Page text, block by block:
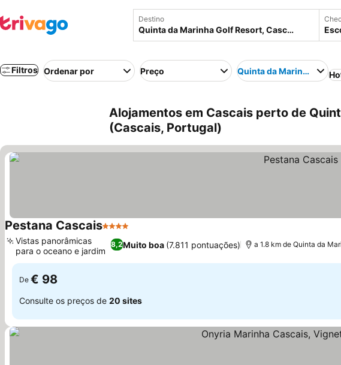
Destino
Filtros Ordenar por Preço Quinta da Marinha Golf
Alojamentos em Cascais perto de
(Cascais, Portugal)
Pestana Cascais4 Estrelas
8,2Muito boa (7.811 pontuações)
Vistas panorâmicas
para o oceano e jardim
a 1.8 km de Quinta da
De € 98
Consulte os preços de 20 sites